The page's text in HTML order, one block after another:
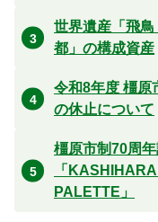
世界遺産「飛
都」の構成資産
令和8年度 橿原
の休止について
橿原市制70周
「
PALETTE」